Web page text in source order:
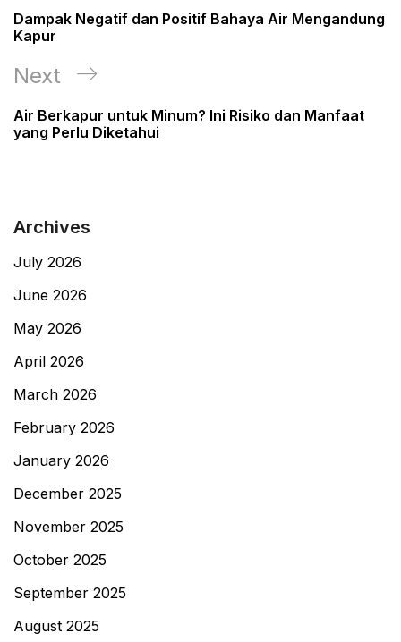
Post
Dampak Negatif dan Positif Bahaya Air Mengandung
Kapur
Next
Post
Next
Air Berkapur untuk Minum? Ini Risiko dan Manfaat
yang Perlu Diketahui
Archives
July 2026
June 2026
May 2026
April 2026
March 2026
February 2026
January 2026
December 2025
November 2025
October 2025
September 2025
August 2025